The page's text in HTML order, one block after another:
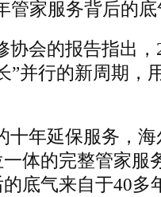
管家服务背后的底
协会的报告指出
”并行的新周期，
十年延保服务，
体的完整管家服
底气来自于40多